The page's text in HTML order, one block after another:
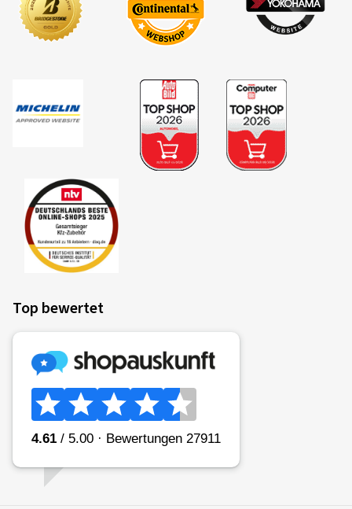
Top bewertet